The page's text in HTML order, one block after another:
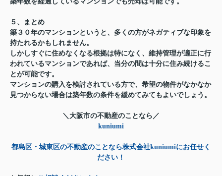
５、まとめ
築３０年のマンションというと、多くの方がネガティブな印象を
持たれるかもしれません。
しかしすぐに住めなくなる根拠は特になく、維持管理が適正に行
われているマンションであれば、当分の間は十分に住み続けるこ
とが可能です。
マンションの購入を検討されている方で、希望の物件がなかなか
見つからない場合は築年数の条件を緩めてみてもよいでしょう。
＼大阪市の不動産のことなら／
kuniumi
都島区・城東区の不動産のことなら株式会社kuniumiにお任せく
ださい！